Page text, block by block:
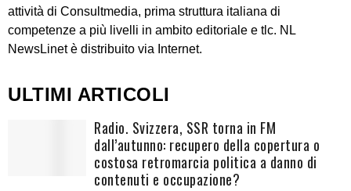
attività di Consultmedia, prima struttura italiana di
competenze a più livelli in ambito editoriale e tlc. NL
NewsLinet è distribuito via Internet.
ULTIMI ARTICOLI
Radio. Svizzera, SSR torna in FM
dall’autunno: recupero della copertura o
costosa retromarcia politica a danno di
contenuti e occupazione?